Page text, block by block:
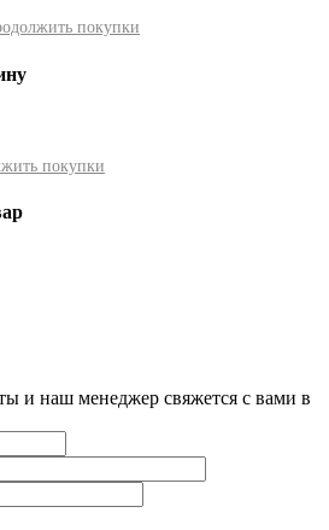
покупки
покупки
и наш менеджер свяжется с вами в